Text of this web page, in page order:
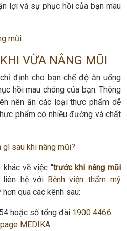
lợi và sự phục hồi của bạn mau
mũi.
VỪA NÂNG MŨI
định cho bạn chế độ ăn uống
hồi mau chóng của bạn. Thông
nên ăn các loại thực phẩm dễ
phẩm có nhiều đường và chất
gì sau khi nâng mũi?
khác về việc "trước khi nâng mũi
liên hệ với Bệnh viện thẩm mỹ
qua các kênh sau:
hoặc số tổng đài 1900 4466
MEDIKA